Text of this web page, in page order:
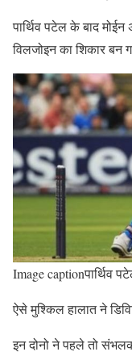
पार्थिव पटेल के बाद
विलजोइन का शिकार बन
Image captionपार्थिव
ऐसे मुश्किल हालात ने
इन दोनो ने पहले तो